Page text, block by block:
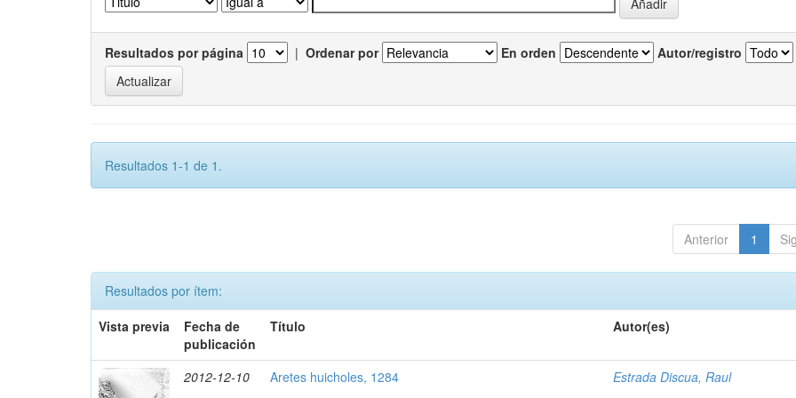
Resultados por página | Ordenar por En orden Autor/registro
Resultados 1-1 de 1.
Anterior 1
Resultados por ítem:
Vista previa
Fecha de
publicación
Título Autor(es)
2012-12-10 Aretes huicholes, 1284 Estrada Discua, Raul